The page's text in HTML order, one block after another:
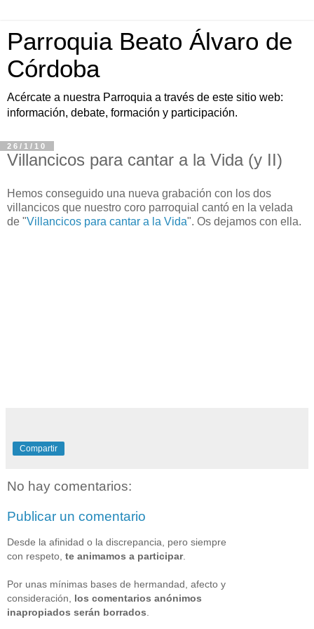
Parroquia Beato Álvaro de
Córdoba
Acércate a nuestra Parroquia a través de este sitio web:
información, debate, formación y participación.
26/1/10
Villancicos para cantar a la Vida (y II)
Hemos conseguido una nueva grabación con los dos
villancicos que nuestro coro parroquial cantó en la velada
de "Villancicos para cantar a la Vida". Os dejamos con ella.
Compartir
No hay comentarios:
Publicar un comentario
Desde la afinidad o la discrepancia, pero siempre
con respeto, te animamos a participar.
Por unas mínimas bases de hermandad, afecto y
consideración, los comentarios anónimos
inapropiados serán borrados